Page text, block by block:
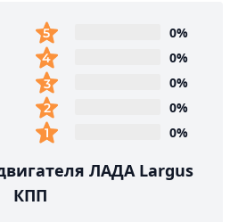
0%
0%
0%
0%
0%
ЛАДА Largus
КПП